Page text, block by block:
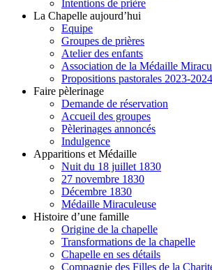
Intentions de prière
La Chapelle aujourd’hui
Equipe
Groupes de prières
Atelier des enfants
Association de la Médaille
Propositions pastorales 2023-2024
Faire pèlerinage
Demande de réservation
Accueil des groupes
Pèlerinages annoncés
Indulgence
Apparitions et Médaille
Nuit du 18 juillet 1830
27 novembre 1830
Décembre 1830
Médaille Miraculeuse
Histoire d’une famille
Origine de la chapelle
Transformations de la chapelle
Chapelle en ses détails
Compagnie des Filles de la